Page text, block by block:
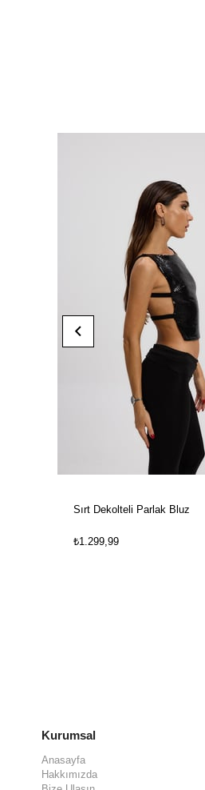
Sırt Dekolteli Parlak Bluz
₺1.299,99
Kurumsal
Anasayfa
Hakkımızda